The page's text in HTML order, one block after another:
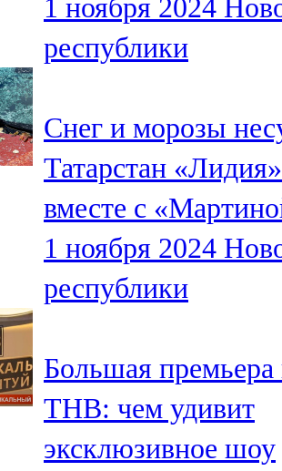
1 ноября 2024
республики
Снег и морозы
Татарстан «Лидия»
вместе с
1 ноября 2024
республики
Большая премьера
ТНВ: чем удивит
эксклюзивное шоу